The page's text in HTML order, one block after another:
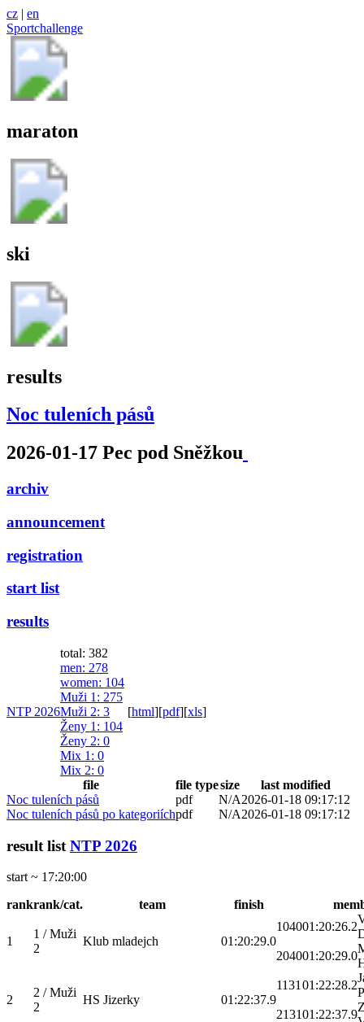
cz | en
Sportchallenge
maraton
ski
results
Noc tuleních pásů
2026-01-17 Pec pod Sněžkou
archiv
announcement
registration
start list
results
NTP 2026
total: 382
men: 278
women: 104
Muži 1 : 275
Muži 2: 3
Ženy 1 : 104
Ženy 2: 0
Mix 1 : 0
Mix 2: 0
[html][pdf][xls]
file file typesize
last modified
Noc tuleních pásů
pdf N/A2026-01-18 09:17:12
Noc tuleních pásů po kategoriíchpdf N/A2026-01-18 09:17:12
result list NTP 2026
start ~ 17:20:00
rankrank/cat. team finish
1
1 / Muži
2
Klub mladejch 01:20:29.0
104001:20:26.2
204001:20:29.0
2
2 / Muži
2
HS Jizerky 01:22:37.9
1131 01:22:28.2
213101:22:37.9